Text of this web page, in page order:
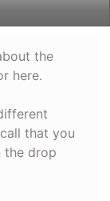
the
here.
that you
the drop